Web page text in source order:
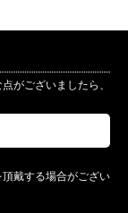
がございましたら、
戴する場合がござい